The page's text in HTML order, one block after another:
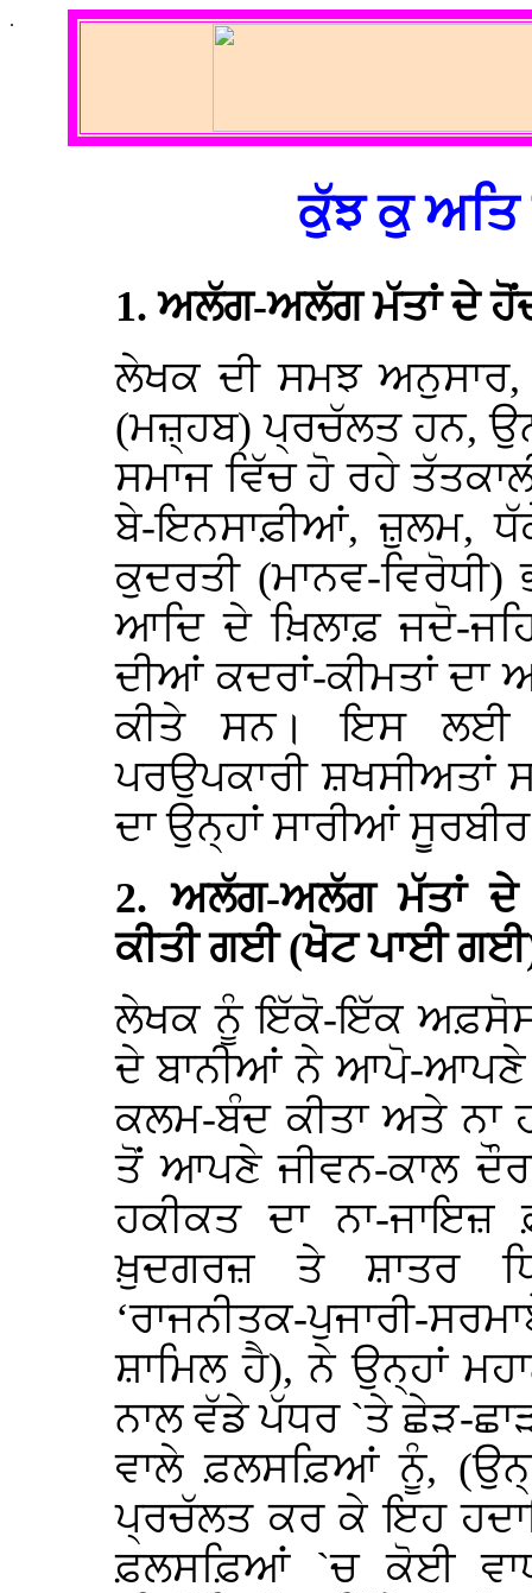
.
ਕੁੱਝ ਕੁ ਅਤਿ
1. ਅਲੱਗ-ਅਲੱਗ ਮੱਤਾਂ ਦੇ
ਲੇਖਕ ਦੀ ਸਮਝ
(ਮਜ਼੍ਹਬ) ਪ੍ਰਚੱਲਤ ਹਨ,
ਸਮਾਜ ਵਿੱਚ ਹੋ ਰਹੇ
ਬੇ-ਇਨਸਾਫ਼ੀਆਂ, ਜ਼ੁਲਮ,
ਕੁਦਰਤੀ (ਮਾਨਵ-ਵਿਰੋਧੀ)
ਆਦਿ ਦੇ ਖ਼ਿਲਾਫ਼ ਜਦੋ-
ਦੀਆਂ ਕਦਰਾਂ-ਕੀਮਤਾਂ
ਕੀਤੇ ਸਨ। ਇਸ ਲਈ
ਪਰਉਪਕਾਰੀ ਸ਼ਖਸੀਅਤਾਂ
ਦਾ ਉਨ੍ਹਾਂ ਸਾਰੀਆਂ
2. ਅਲੱਗ-ਅਲੱਗ ਮੱਤਾਂ ਦੇ
ਕੀਤੀ ਗਈ (ਖੋਟ ਪਾਈ
ਲੇਖਕ ਨੂੰ ਇੱਕੋ-ਇੱਕ ਅਫ਼ਸੋਸ
ਦੇ ਬਾਨੀਆਂ ਨੇ ਆਪੋ-ਆਪਣੇ
ਕਲਮ-ਬੰਦ ਕੀਤਾ ਅਤੇ ਨਾ
ਤੋਂ ਆਪਣੇ ਜੀਵਨ-ਕਾਲ
ਹਕੀਕਤ ਦਾ ਨਾ-ਜਾਇਜ਼
ਖ਼ੁਦਗਰਜ਼ ਤੇ ਸ਼ਾਤਰ
‘ਰਾਜਨੀਤਕ-ਪੁਜਾਰੀ-
ਸ਼ਾਮਿਲ ਹੈ), ਨੇ ਉਨ੍ਹਾਂ
ਨਾਲ ਵੱਡੇ ਪੱਧਰ `ਤੇ ਛੇੜ-
ਵਾਲੇ ਫ਼ਲਸਫ਼ਿਆਂ ਨੂੰ,
ਪ੍ਰਚੱਲਤ ਕਰ ਕੇ ਇਹ
ਫ਼ਲਸਫ਼ਿਆਂ `ਚ ਕੋਈ